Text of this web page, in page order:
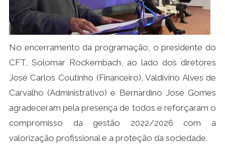
No encerramento da programação, o presidente do
CFT, Solomar Rockembach, ao lado dos diretores
José Carlos Coutinho (Financeiro), Valdivino Alves de
Carvalho (Administrativo) e Bernardino José Gomes
agradeceram pela presença de todos e reforçaram o
compromisso da gestão 2022/2026 com a
valorização profissional e a proteção da sociedade.